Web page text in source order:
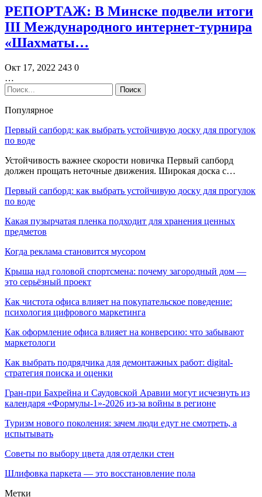
РЕПОРТАЖ: В Минске подвели итоги
III Международного интернет-турнира
«Шахматы…
Окт 17, 2022 243 0
…
Популярное
Первый сапборд: как выбрать устойчивую доску для прогулок
по воде
Устойчивость важнее скорости новичка Первый сапборд
должен прощать неточные движения. Широкая доска с…
Первый сапборд: как выбрать устойчивую доску для прогулок
по воде
Какая пузырчатая пленка подходит для хранения ценных
предметов
Когда реклама становится мусором
Крыша над головой спортсмена: почему загородный дом —
это серьёзный проект
Как чистота офиса влияет на покупательское поведение:
психология цифрового маркетинга
Как оформление офиса влияет на конверсию: что забывают
маркетологи
Как выбрать подрядчика для демонтажных работ: digital-
стратегия поиска и оценки
Гран-при Бахрейна и Саудовской Аравии могут исчезнуть из
календаря «Формулы-1»-2026 из-за войны в регионе
Туризм нового поколения: зачем люди едут не смотреть, а
испытывать
Советы по выбору цвета для отделки стен
Шлифовка паркета — это восстановление пола
Метки